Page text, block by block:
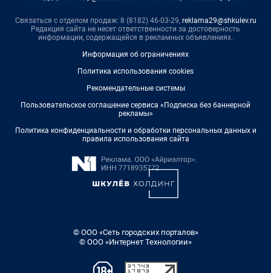
Связаться с отделом продаж: 8 (8182) 46-03-29, reklama29@shkulev.ru
Редакция сайта не несет ответственности за достоверность
информации, содержащейся в рекламных объявлениях.
Информация об ограничениях
Политика использования cookies
Рекомендательные системы
Пользовательское соглашение сервиса «Подписка без баннерной
рекламы»
Политика конфиденциальности и обработки персональных данных и
правила использования сайта
© ООО «Сеть городских порталов»
© ООО «Интернет Технологии»